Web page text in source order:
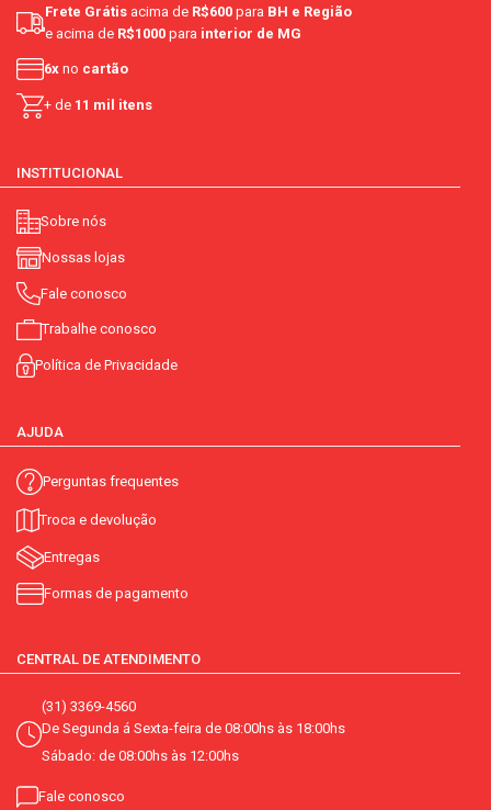
Frete Grátis acima de R$600 para BH e Região
e acima de R$1000 para interior de MG
6x no cartão
+ de 11 mil itens
INSTITUCIONAL
Sobre nós
Nossas lojas
Fale conosco
Trabalhe conosco
Política de Privacidade
AJUDA
Perguntas frequentes
Troca e devolução
Entregas
Formas de pagamento
CENTRAL DE ATENDIMENTO
(31) 3369-4560
De Segunda á Sexta-feira de 08:00hs às 18:00hs
Sábado: de 08:00hs às 12:00hs
Fale conosco